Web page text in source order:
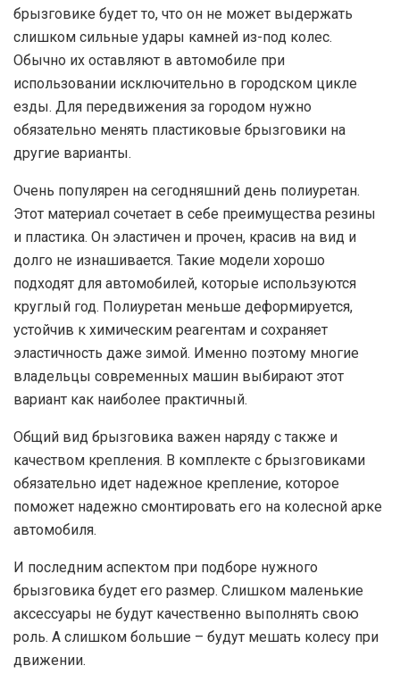
брызговике будет то, что он не может выдержать
слишком сильные удары камней из-под колес.
Обычно их оставляют в автомобиле при
использовании исключительно в городском цикле
езды. Для передвижения за городом нужно
обязательно менять пластиковые брызговики на
другие варианты.
Очень популярен на сегодняшний день полиуретан.
Этот материал сочетает в себе преимущества резины
и пластика. Он эластичен и прочен, красив на вид и
долго не изнашивается. Такие модели хорошо
подходят для автомобилей, которые используются
круглый год. Полиуретан меньше деформируется,
устойчив к химическим реагентам и сохраняет
эластичность даже зимой. Именно поэтому многие
владельцы современных машин выбирают этот
вариант как наиболее практичный.
Общий вид брызговика важен наряду с также и
качеством крепления. В комплекте с брызговиками
обязательно идет надежное крепление, которое
поможет надежно смонтировать его на колесной арке
автомобиля.
И последним аспектом при подборе нужного
брызговика будет его размер. Слишком маленькие
аксессуары не будут качественно выполнять свою
роль. А слишком большие – будут мешать колесу при
движении.